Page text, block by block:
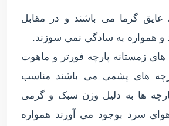
گرما می باشند و در مقابل
و همواره به سادگی نمی سوزند.
زمستانه پارچه فورتر و ماهوت
های پشمی می باشند مناسب
ها به دلیل وزن سبک و گرمی
سرد بوجود می آورند همواره